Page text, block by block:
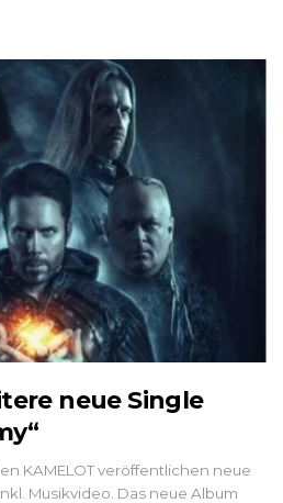
neue Single
KAMELOT veröffentlichen neue
Musikvideo. Das neue Album